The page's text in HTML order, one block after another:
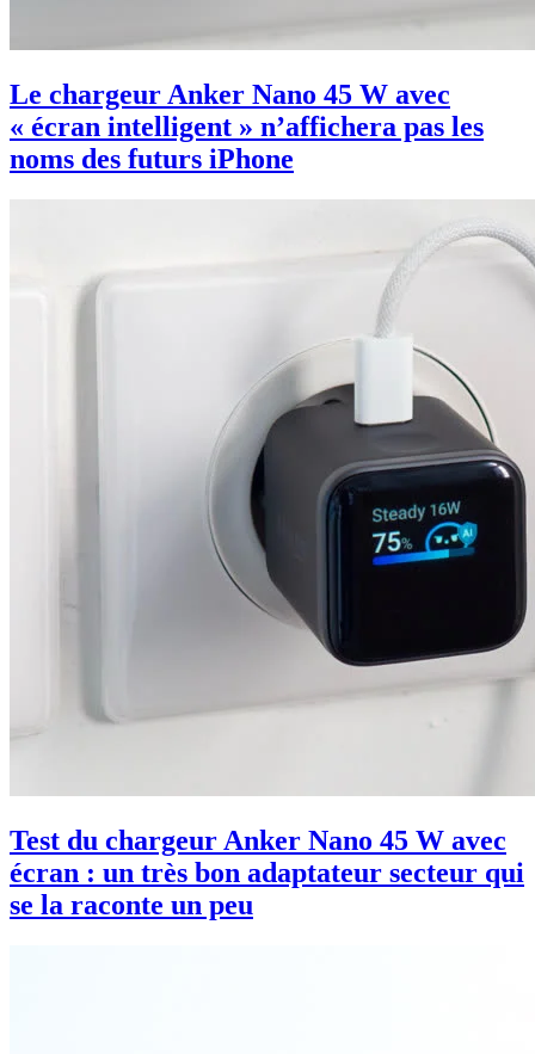
Le chargeur Anker Nano 45 W avec
« écran intelligent » n’affichera pas les
noms des futurs iPhone
Test du chargeur Anker Nano 45 W avec
écran : un très bon adaptateur secteur qui
se la raconte un peu